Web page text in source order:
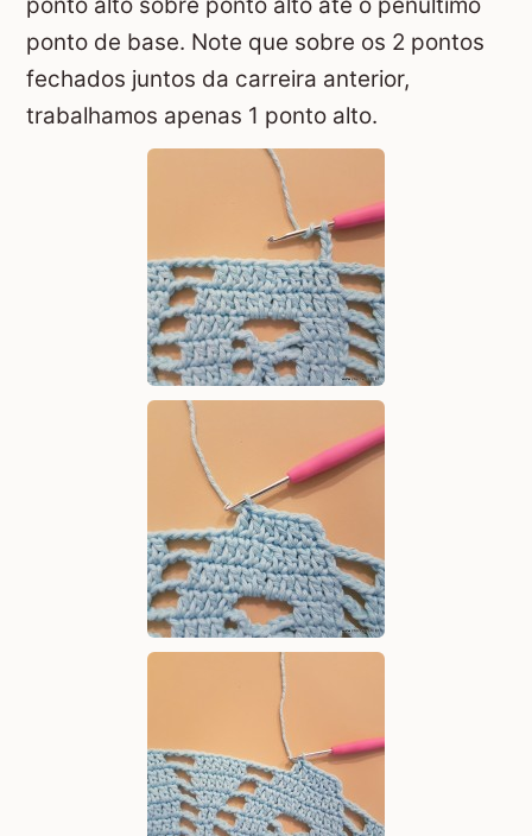
ponto alto sobre ponto alto até o penúltimo
ponto de base. Note que sobre os 2 pontos
fechados juntos da carreira anterior,
trabalhamos apenas 1 ponto alto.